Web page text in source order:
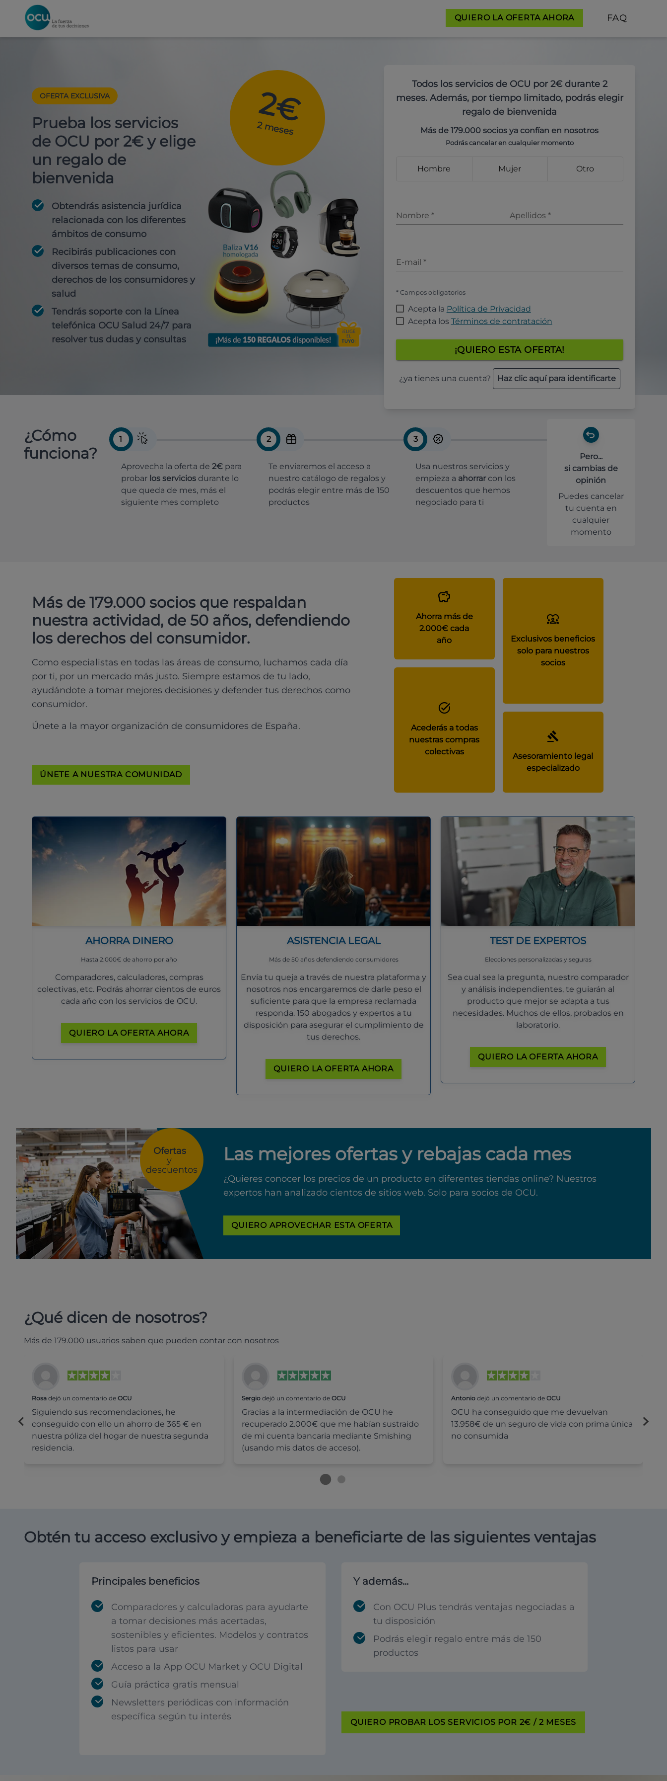
QUIERO LA OFERTA AHORA FAQ
OFERTA EXCLUSIVA
Prueba los servicios
de OCU por 2€ y elige
un regalo de
bienvenida
Obtendrás asistencia jurídica
relacionada con los diferentes
ámbitos de consumo
Recibirás publicaciones con
diversos temas de consumo,
derechos de los consumidores y
salud
Tendrás soporte con la Línea
telefónica OCU Salud 24/7 para
resolver tus dudas y consultas
2€
2 meses
Todos los servicios de OCU por 2€ durante 2
meses. Además, por tiempo limitado, podrás elegir
regalo de bienvenida
Más de 179.000 socios ya confían en nosotros
Podrás cancelar en cualquier momento
Hombre Mujer Otro
Nombre * Apellidos *
E-mail *
* Campos obligatorios
Acepta la Política de Privacidad
Acepta los Términos de contratación
¡QUIERO ESTA OFERTA!
¿ya tienes una cuenta? Haz clic aquí para identificarte
¿Cómo
funciona?
1
Aprovecha la oferta de 2€ para
probar los servicios durante lo
que queda de mes, más el
siguiente mes completo
2
Te enviaremos el acceso a
nuestro catálogo de regalos y
podrás elegir entre más de 150
productos
3
Usa nuestros servicios y
empieza a ahorrar con los
descuentos que hemos
negociado para ti
Pero...
si cambias de
opinión
Puedes cancelar
tu cuenta en
cualquier
momento
Más de 179.000 socios que respaldan
nuestra actividad, de 50 años, defendiendo
los derechos del consumidor.
Como especialistas en todas las áreas de consumo, luchamos cada día
por ti, por un mercado más justo. Siempre estamos de tu lado,
ayudándote a tomar mejores decisiones y defender tus derechos como
consumidor.
Únete a la mayor organización de consumidores de España.
ÚNETE A NUESTRA COMUNIDAD
Ahorra más de
2.000€ cada
año
Exclusivos beneficios
solo para nuestros
socios
Acederás a todas
nuestras compras
colectivas
Asesoramiento legal
especializado
AHORRA DINERO
Hasta 2.000€ de ahorro por año
Comparadores, calculadoras, compras
colectivas, etc. Podrás ahorrar cientos de euros
cada año con los servicios de OCU.
QUIERO LA OFERTA AHORA
ASISTENCIA LEGAL
Más de 50 años defendiendo consumidores
Envía tu queja a través de nuestra plataforma y
nosotros nos encargaremos de darle peso el
suficiente para que la empresa reclamada
responda. 150 abogados y expertos a tu
disposición para asegurar el cumplimiento de
tus derechos.
QUIERO LA OFERTA AHORA
TEST DE EXPERTOS
Elecciones personalizadas y seguras
Sea cual sea la pregunta, nuestro comparador
y análisis independientes, te guiarán al
producto que mejor se adapta a tus
necesidades. Muchos de ellos, probados en
laboratorio.
QUIERO LA OFERTA AHORA
Ofertas
y
descuentos
Las mejores ofertas y rebajas cada mes
¿Quieres conocer los precios de un producto en diferentes tiendas online? Nuestros
expertos han analizado cientos de sitios web. Solo para socios de OCU.
QUIERO APROVECHAR ESTA OFERTA
¿Qué dicen de nosotros?
Más de 179.000 usuarios saben que pueden contar con nosotros
Rosa dejó un comentario de OCU
Siguiendo sus recomendaciones, he
conseguido con ello un ahorro de 365 € en
nuestra póliza del hogar de nuestra segunda
residencia.
Sergiodejó un comentario de OCU
Gracias a la intermediación de OCU he
recuperado 2.000€ que me habían sustraido
de mi cuenta bancaria mediante Smishing
(usando mis datos de acceso).
Antonio dejó un comentario deOCU
OCU ha conseguido que me devuelvan
13.958€ de un seguro de vida con prima única
no consumida
Obtén tu acceso exclusivo y empieza a beneficiarte de las siguientes ventajas
Principales beneficios
Comparadores y calculadoras para ayudarte
a tomar decisiones más acertadas,
sostenibles y eficientes. Modelos y contratos
listos para usar
Acceso a la App OCU Market y OCU Digital
Guía práctica gratis mensual
Newsletters periódicas con información
específica según tu interés
Y además...
Con OCU Plus tendrás ventajas negociadas a
tu disposición
Podrás elegir regalo entre más de 150
productos
QUIERO PROBAR LOS SERVICIOS POR 2€ / 2 MESES